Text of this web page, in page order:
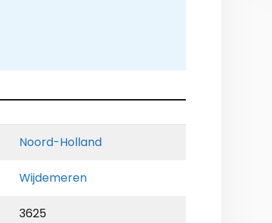
Noord-Holland
Wijdemeren
3625